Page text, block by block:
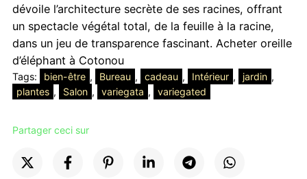
dévoile l’architecture secrète de ses racines, offrant
un spectacle végétal total, de la feuille à la racine,
dans un jeu de transparence fascinant. Acheter oreille
d’éléphant à Cotonou
Tags: bien-être , Bureau , cadeau , Intérieur , jardin
plantes , Salon , variegata , variegated
Partager ceci sur